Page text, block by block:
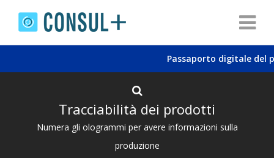
Passaporto digitale del
Tracciabilità dei prodotti
Numera gli ologrammi per avere informazioni sulla
produzione